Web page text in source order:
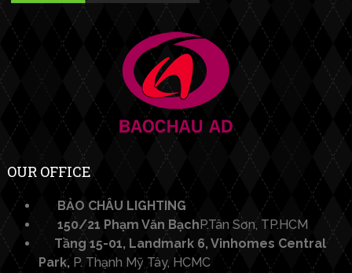
OUR OFFICE
BẢO CHÂU LIGHTING​
150/21 Phạm Văn Bạch P.Tân Sơn, TP.HCM
Tầng 15-01, Landmark 6, Vinhomes Central
Park, P. Thạnh Mỹ Tây, HCMC